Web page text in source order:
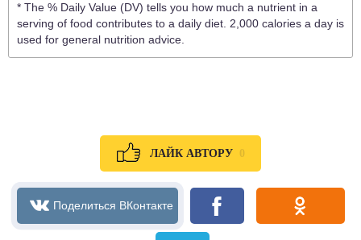
* The % Daily Value (DV) tells you how much a nutrient in a
serving of food contributes to a daily diet. 2,000 calories a day is
used for general nutrition advice.
ЛАЙК АВТОРУ 0